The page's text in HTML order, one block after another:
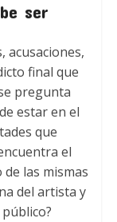
ser
acusaciones,
final que
pregunta
estar en el
que
el
las mismas
del artista y